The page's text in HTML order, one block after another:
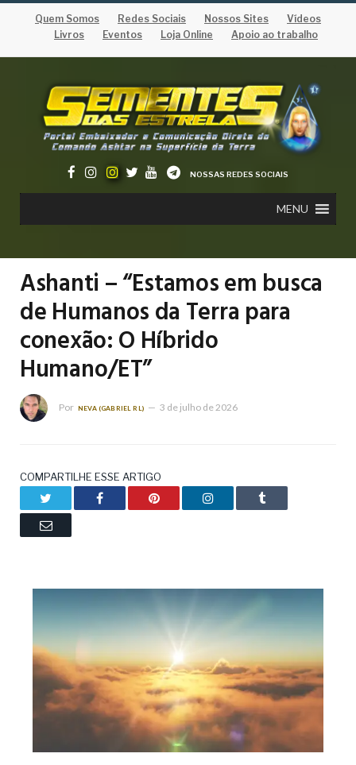
Quem Somos Redes Sociais Nossos Sites
Vídeos
Livros
Eventos Loja Online Apoio ao trabalho
NOSSAS REDES SOCIAIS
MENU
Ashanti – “Estamos em busca
de Humanos da Terra para
conexão: O Híbrido
Humano/ET”
Por NEVA (GABRIEL RL) 3 de julho de 2026
COMPARTILHE ESSE ARTIGO
Facebook Pinterest LinkedIn Tumblr
Email